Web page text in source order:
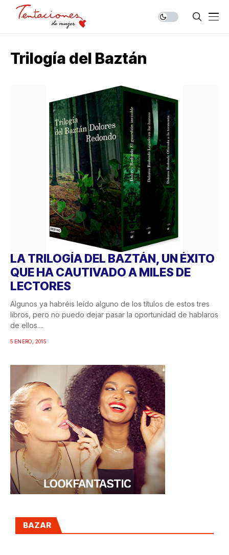
Trilogía del Baztán
LA TRILOGÍA DEL BAZTÁN, UN ÉXITO
QUE HA CAUTIVADO A MILES DE
LECTORES
Algunos ya habréis leído alguno de los títulos de estos tres
libros, pero no puedo dejar pasar la oportunidad de hablaros
de ellos....
5 ENERO, 2015
BAZAR